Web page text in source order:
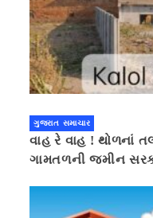
ગુજરાત સમાચાર
વાહ રે વાહ ! થોળનાં
ગામતળની જમીન